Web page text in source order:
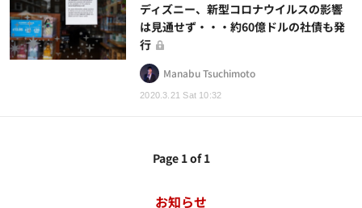
2020.3.21 Sat 10:32
ディズニー、新型コロナウイルスの影響
は見通せず・・・約60億ドルの社債も発
行
Manabu Tsuchimoto
Page 1 of 1
お知らせ